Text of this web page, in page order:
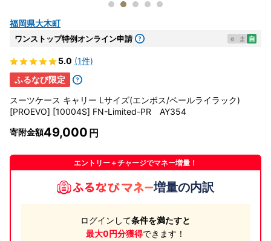
福岡県大木町
ワンストップ特例オンライン申請 e ま 自
5.0 (1件)
ふるなび限定
スーツケース キャリー Lサイズ(エンボス/ペールライラック)
[PROEVO] [10004S] FN-Limited-PR AY354
寄附金額49,000
エントリー＋チャージでマネー増量！
増量の内訳
ログインして条件を満たすと
最大0円分獲得できます！